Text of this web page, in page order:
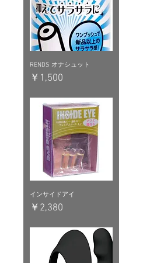
RENDS オナシュット
価格
￥1,500
インサイドアイ
価格
￥2,380